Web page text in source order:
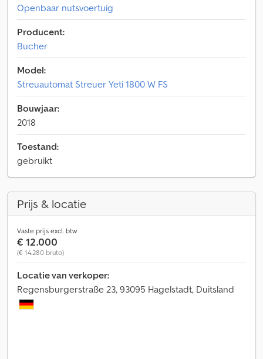
Openbaar nutsvoertuig
Producent:
Bucher
Model:
Streuautomat Streuer Yeti 1800 W FS
Bouwjaar:
2018
Toestand:
gebruikt
Prijs & locatie
Vaste prijs excl. btw
€ 12.000
(€ 14.280 bruto)
Locatie van verkoper:
Regensburgerstraße 23, 93095 Hagelstadt, Duitsland